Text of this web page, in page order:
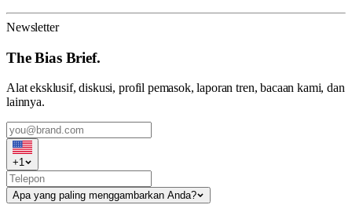
Newsletter
The Bias Brief.
Alat eksklusif, diskusi, profil pemasok, laporan tren, bacaan kami, dan
lainnya.
+1
Apa yang paling menggambarkan Anda?